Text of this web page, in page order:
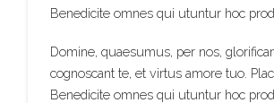
Benedicite omnes qui utuntur hoc
Domine, quaesumus, per nos,
cognoscant te, et virtus amore tuo.
Benedicite omnes qui utuntur hoc